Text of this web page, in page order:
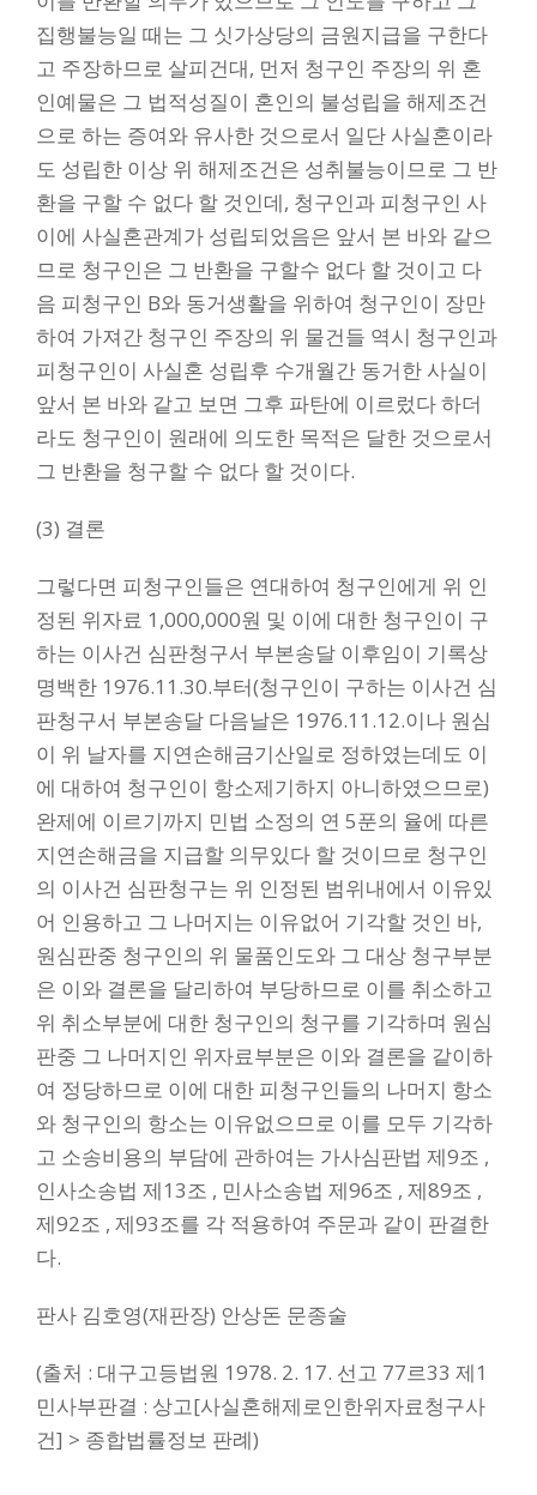
집행불능일 때는 그 싯가상당의 금원지급을 구한다
고 주장하므로 살피건대, 먼저 청구인 주장의 위 혼
인예물은 그 법적성질이 혼인의 불성립을 해제조건
으로 하는 증여와 유사한 것으로서 일단 사실혼이라
도 성립한 이상 위 해제조건은 성취불능이므로 그 반
환을 구할 수 없다 할 것인데, 청구인과 피청구인 사
이에 사실혼관계가 성립되었음은 앞서 본 바와 같으
므로 청구인은 그 반환을 구할수 없다 할 것이고 다
음 피청구인 B와 동거생활을 위하여 청구인이 장만
하여 가져간 청구인 주장의 위 물건들 역시 청구인과
피청구인이 사실혼 성립후 수개월간 동거한 사실이
앞서 본 바와 같고 보면 그후 파탄에 이르렀다 하더
라도 청구인이 원래에 의도한 목적은 달한 것으로서
그 반환을 청구할 수 없다 할 것이다.
(3) 결론
그렇다면 피청구인들은 연대하여 청구인에게 위 인
정된 위자료 1,000,000원 및 이에 대한 청구인이 구
하는 이사건 심판청구서 부본송달 이후임이 기록상
명백한 1976.11.30.부터(청구인이 구하는 이사건 심
판청구서 부본송달 다음날은 1976.11.12.이나 원심
이 위 날자를 지연손해금기산일로 정하였는데도 이
에 대하여 청구인이 항소제기하지 아니하였으므로)
완제에 이르기까지 민법 소정의 연 5푼의 율에 따른
지연손해금을 지급할 의무있다 할 것이므로 청구인
의 이사건 심판청구는 위 인정된 범위내에서 이유있
어 인용하고 그 나머지는 이유없어 기각할 것인 바,
원심판중 청구인의 위 물품인도와 그 대상 청구부분
은 이와 결론을 달리하여 부당하므로 이를 취소하고
위 취소부분에 대한 청구인의 청구를 기각하며 원심
판중 그 나머지인 위자료부분은 이와 결론을 같이하
여 정당하므로 이에 대한 피청구인들의 나머지 항소
와 청구인의 항소는 이유없으므로 이를 모두 기각하
고 소송비용의 부담에 관하여는 가사심판법 제9조 ,
인사소송법 제13조 , 민사소송법 제96조 , 제89조 ,
제92조 , 제93조를 각 적용하여 주문과 같이 판결한
다.
판사 김호영(재판장) 안상돈 문종술
(출처 : 대구고등법원 1978. 2. 17. 선고 77르33 제1
민사부판결 : 상고[사실혼해제로인한위자료청구사
건] > 종합법률정보 판례)